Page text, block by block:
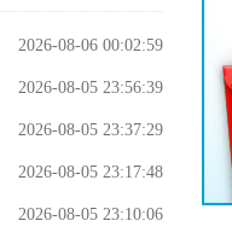
2026-08-06 00:02:59
2026-08-05 23:56:39
2026-08-05 23:37:29
2026-08-05 23:17:48
2026-08-05 23:10:06